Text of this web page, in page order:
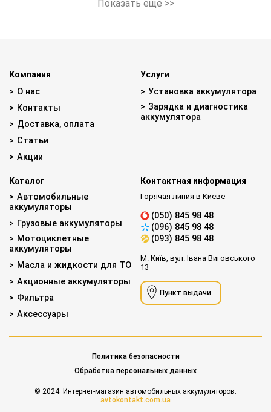
Показать еще >>
Компания
О нас
Контакты
Доставка, оплата
Статьи
Акции
Услуги
Установка аккумулятора
Зарядка и диагностика
аккумулятора
Каталог
Автомобильные
аккумуляторы
Грузовые аккумуляторы
Мотоциклетные
аккумуляторы
Масла и жидкости для ТО
Акционные аккумуляторы
Фильтра
Аксессуары
Контактная информация
Горячая линия в Киеве
(050) 845 98 48
(096) 845 98 48
(093) 845 98 48
М. Київ, вул. Івана Виговського
13
Пункт выдачи
Политика безопасности
Обработка персональных данных
© 2024. Интернет-магазин автомобильных аккумуляторов.
avtokontakt.com.ua